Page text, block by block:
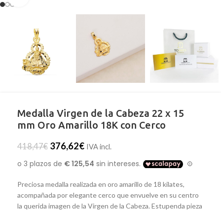
Medalla Virgen de la Cabeza 22 x 15
mm Oro Amarillo 18K con Cerco
418,47€ 376,62€ IVA incl.
Preciosa medalla realizada en oro amarillo de 18 kilates,
acompañada por elegante cerco que envuelve en su centro
la querida imagen de la Virgen de la Cabeza. Estupenda pieza